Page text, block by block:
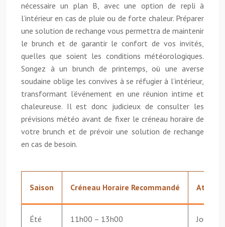
nécessaire un plan B, avec une option de repli à
l’intérieur en cas de pluie ou de forte chaleur. Préparer
une solution de rechange vous permettra de maintenir
le brunch et de garantir le confort de vos invités,
quelles que soient les conditions météorologiques.
Songez à un brunch de printemps, où une averse
soudaine oblige les convives à se réfugier à l’intérieur,
transformant l’événement en une réunion intime et
chaleureuse. Il est donc judicieux de consulter les
prévisions météo avant de fixer le créneau horaire de
votre brunch et de prévoir une solution de rechange
en cas de besoin.
Saison Créneau Horaire Recommandé Atouts
Été 11h00 – 13h00